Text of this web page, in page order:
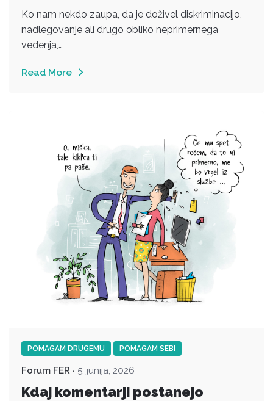
Ko nam nekdo zaupa, da je doživel diskriminacijo,
nadlegovanje ali drugo obliko neprimernega
vedenja,…
Read More
POMAGAM DRUGEMU POMAGAM SEBI
Forum FER 5. junija, 2026
Kdaj komentarji postanejo